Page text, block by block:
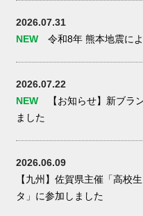
2026.07.31
NEW
令和8年 熊本地震に
2026.07.22
NEW
【お知らせ】新ブラ
ました
2026.06.09
【九州】佐賀県主催「高校
タ」に参加しました